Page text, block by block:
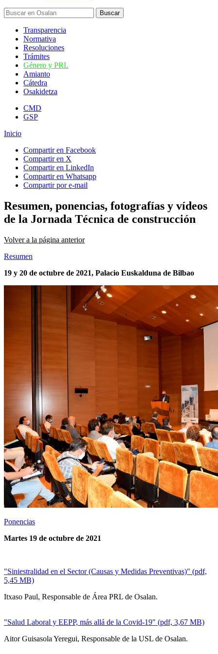
Transparencia
Normativa
Resoluciones
Trámites
Género y PRL
Amianto
Cátedra
Osakidetza
CMD
GSP
Inicio
Compartir en Facebook
Compartir en X
Compartir en LinkedIn
Compartir en Whatsapp
Compartir por e-mail
Resumen, ponencias, fotografías y vídeos
de la Jornada Técnica de construcción
Volver a la página anterior
Resumen
19 y 20 de octubre de 2021, Palacio Euskalduna de Bilbao
Ponencias
Martes 19 de octubre de 2021
"Siniestralidad en el Sector (Causas y Medidas Preventivas)" (pdf,
5,45 MB)
Itxaso Paul, Responsable de Área PRL de Osalan.
"Salud Laboral y EEPP, más allá de la Covid-19" (pdf, 3,67 MB)
Aitor Guisasola Yeregui, Responsable de la USL de Osalan.